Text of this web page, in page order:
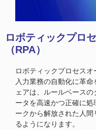
ロボティックプロ
（RPA）
ロボティックプロセス
入力業務の自動化に革
ェアは、ルールベース
ータを高速かつ正確に
ークから解放された人
るようになります。